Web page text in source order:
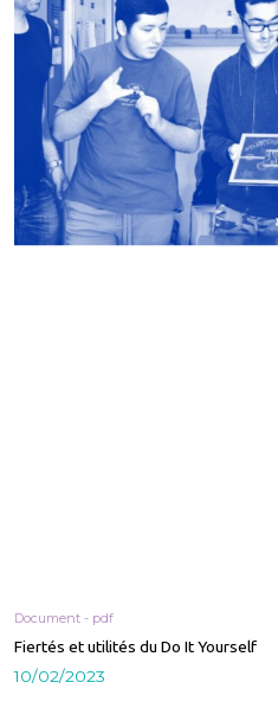
Document - pdf
Fiertés et utilités du Do It Yourself
10/02/2023